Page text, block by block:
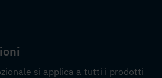
si applica a tutti i prodotti